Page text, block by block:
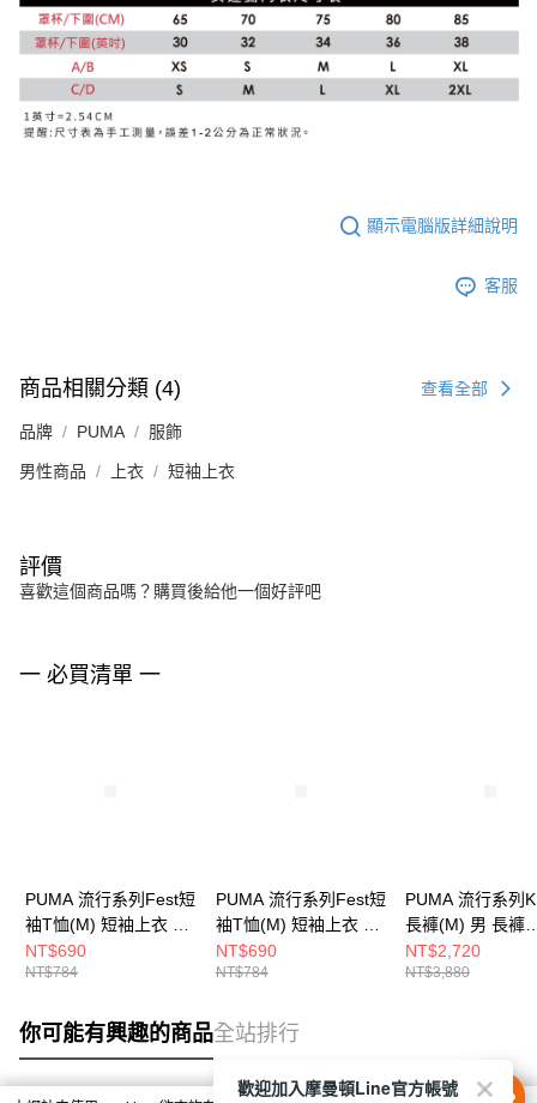
顯示電腦版詳細說明
客服
商品相關分類 (4) 查看全部
品牌 PUMA 服飾
男性商品 上衣 短袖上衣
評價
喜歡這個商品嗎？購買後給他一個好評吧
一 必買清單 一
PUMA 流行系列Fest短
袖T恤(M) 短袖上衣 男
63211887
NT$690
NT$784
PUMA 流行系列Fest短
袖T恤(M) 短袖上衣 男
63211834
NT$690
NT$784
PUMA 流行系列
長褲(M) 男 長褲
63472101
NT$2,720
NT$3,880
你可能有興趣的商品全站排行
歡迎加入摩曼頓Line官方帳號